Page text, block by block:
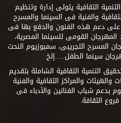
الثقافية يتولى إدارة وتنظيم
والفنية فى السينما والمسرح
على دعم هذه الفنون والدفع بها فى
المهرجان القومى للسينما المصرية،
المسرح التجريبى، سمبوزيوم النحت
سينما الطفل.....إلخ
التنمية الثقافية الشاملة بتقديم
والمراكز الثقافية والفنية
بدعم شباب الفنانين والأدباء فى
الثقافة.